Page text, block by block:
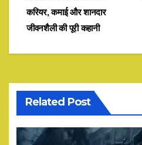
navigation
करियर, कमाई और शानदार
जीवनशैली की पूरी कहानी
Related Post